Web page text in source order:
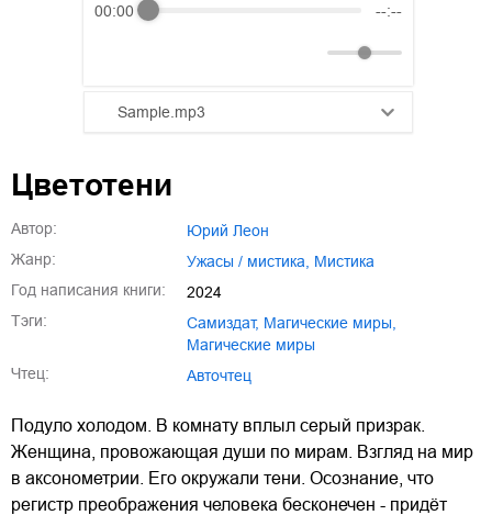
00:00 --:--
Sample.mp3
02.mp3
Цветотени
Автор:
Юрий Леон
Жанр:
ужасы / мистика
мистика
Год написания книги:
2024
Тэги:
Самиздат, магические миры
Магические миры
Чтец:
Авточтец
Подуло холодом. В комнату вплыл серый призрак.
Женщина, провожающая души по мирам. Взгляд на мир
в аксонометрии. Его окружали тени. Осознание, что
регистр преображения человека бесконечен - придёт